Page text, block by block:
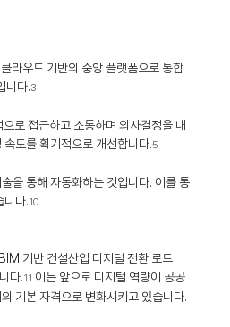
라우드 기반의 중앙 플랫폼으로 통합
니다.3
로 접근하고 소통하며 의사결정을 내
도를 획기적으로 개선합니다.5
을 통해 자동화하는 것입니다. 이를 통
니다.10
기반 건설산업 디지털 전환 로드
다.11 이는 앞으로 디지털 역량이 공공
기본 자격으로 변화시키고 있습니다.